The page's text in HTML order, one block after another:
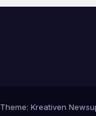
Theme: Kreativen